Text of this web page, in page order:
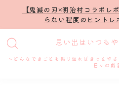
【鬼滅の刃×明治村コラボレ
らない程度のヒント
思い出はいつもや
～どんなできごとも振り返ればきっとや
日々の戯
MENU